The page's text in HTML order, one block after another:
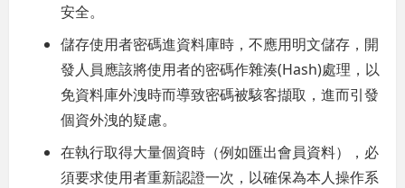
安全。
儲存使用者密碼進資料庫時，不應用明文儲存，開
發人員應該將使用者的密碼作雜湊(Hash)處理，以
免資料庫外洩時而導致密碼被駭客擷取，進而引發
個資外洩的疑慮。
在執行取得大量個資時（例如匯出會員資料），必
須要求使用者重新認證一次，以確保為本人操作系